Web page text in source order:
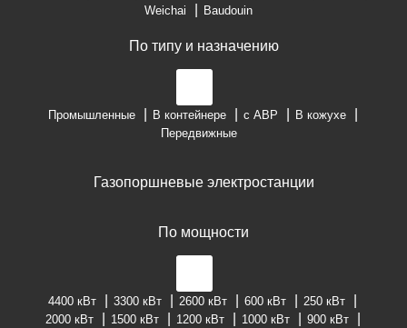
Weichai
Baudouin
По типу и назначению
Промышленные В контейнере с АВР
В кожухе
Передвижные
Газопоршневые электростанции
По мощности
4400 кВт 3300 кВт 2600 кВт 600 кВт
250 кВт
2000 кВт
1500 кВт 1200 кВт 1000 кВт
900 кВт